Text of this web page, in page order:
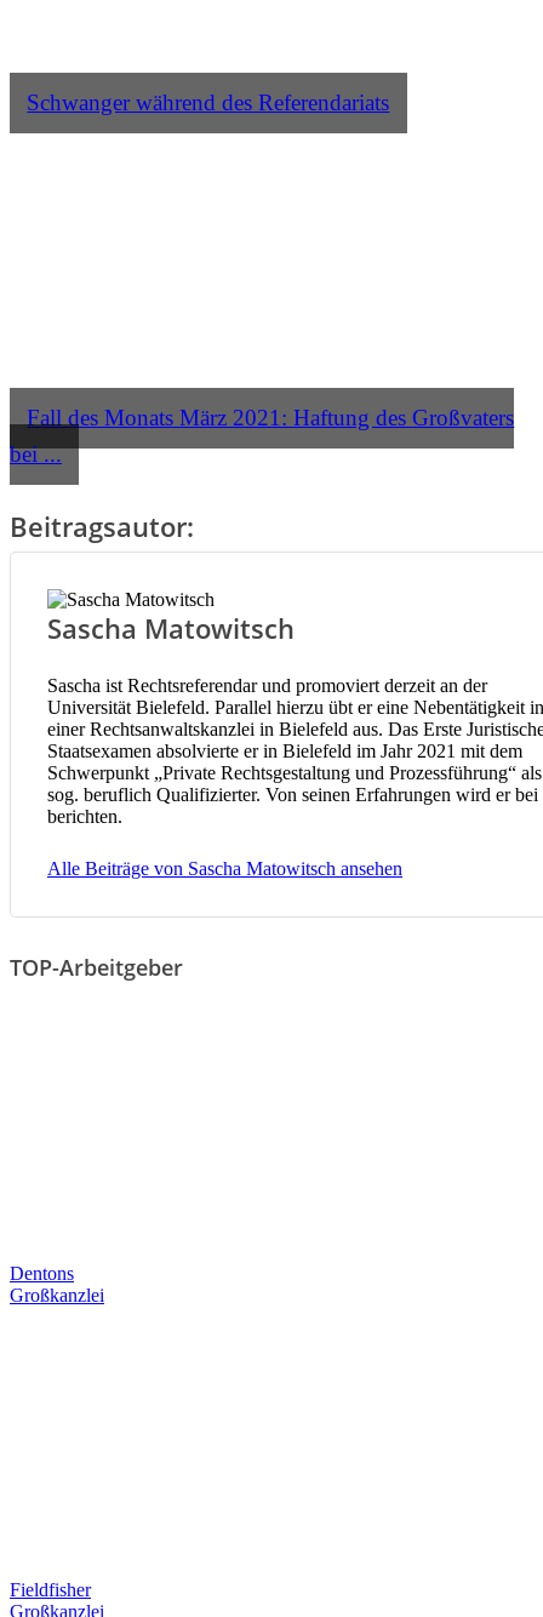
Schwanger während des Referendariats
Fall des Monats März 2021: Haftung des Großvaters
bei ...
Beitragsautor:
Sascha Matowitsch
Sascha ist Rechtsreferendar und promoviert derzeit an der
Universität Bielefeld. Parallel hierzu übt er eine Nebentätigkeit in
einer Rechtsanwaltskanzlei in Bielefeld aus. Das Erste
Staatsexamen absolvierte er in Bielefeld im Jahr 2021 mit dem
Schwerpunkt „Private Rechtsgestaltung und Prozessführung“ als
sog. beruflich Qualifizierter. Von seinen Erfahrungen wird er bei
berichten.
Alle Beiträge von Sascha Matowitsch ansehen
TOP-Arbeitgeber
Dentons
Großkanzlei
Fieldfisher
Großkanzlei